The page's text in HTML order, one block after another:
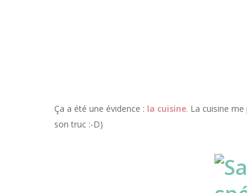
Ça a été une évidence : la cuisine. La cuisine
son truc :-D)